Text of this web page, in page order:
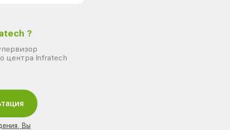
?
центра Infratech
Вы